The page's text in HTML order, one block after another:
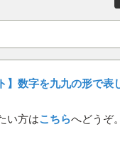
】数字を九九の形で
い方はこちらへどうぞ。